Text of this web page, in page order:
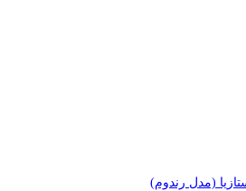
(مدل رندوم)